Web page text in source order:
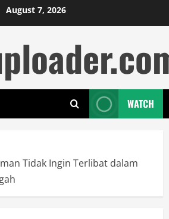
August 7, 2026
WATCH
Tidak Ingin Terlibat dalam